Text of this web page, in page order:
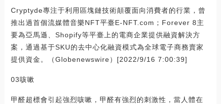
Cryptyde專注于利用區塊鏈技術顛覆面向消費者的行業，曾
推出過首個流媒體音樂NFT平臺E-NFT.com；Forever 8主
要為亞馬遜、Shopify等平臺上的電商企業提供融資解決方
案，通過基于SKU的去中心化融資模式為全球電子商務賣家
提供資金。（Globenewswire）[2022/9/16 7:00:39]
03咳嗽
甲醛超標會引起強烈咳嗽，甲醛有強烈的刺激性，當人體在